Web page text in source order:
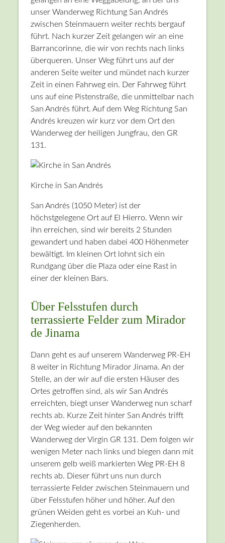
unser Wanderweg Richtung San Andrés
zwischen Steinmauern weiter rechts bergauf
führt. Nach kurzer Zeit gelangen wir an eine
Barrancorinne, die wir von rechts nach links
überqueren. Unser Weg führt uns auf der
anderen Seite weiter und mündet nach kurzer
Zeit in einen Fahrweg ein. Der Fahrweg führt
uns auf eine Pistenstraße, die unmittelbar nach
San Andrés führt. Auf dem Weg Richtung San
Andrés kreuzen wir kurz vor dem Ort den
Wanderweg der heiligen Jungfrau, den GR
131.
Kirche in San Andrés
San Andrés (1050 Meter) ist der
höchstgelegene Ort auf El Hierro. Wenn wir
ihn erreichen, sind wir bereits 2 Stunden
gewandert und haben dabei 400 Höhenmeter
bewältigt. Im kleinen Ort lohnt sich ein
Rundgang über die Plaza oder eine Rast in
einer der kleinen Bars.
Über Felsstufen durch
terrassierte Felder zum Mirador
de Jinama
Dann geht es auf unserem Wanderweg PR-EH
8 weiter in Richtung Mirador Jinama. An der
Stelle, an der wir auf die ersten Häuser des
Ortes getroffen sind, als wir San Andrés
erreichten, biegt unser Wanderweg nun scharf
rechts ab. Kurze Zeit hinter San Andrés trifft
der Weg wieder auf den bekannten
Wanderweg der Virgin GR 131. Dem folgen wir
wenigen Meter nach links und biegen dann mit
unserem gelb weiß markierten Weg PR-EH 8
rechts ab. Dieser führt uns nun durch
terrassierte Felder zwischen Steinmauern und
über Felsstufen höher und höher. Auf den
grünen Weiden geht es vorbei an Kuh- und
Ziegenherden.